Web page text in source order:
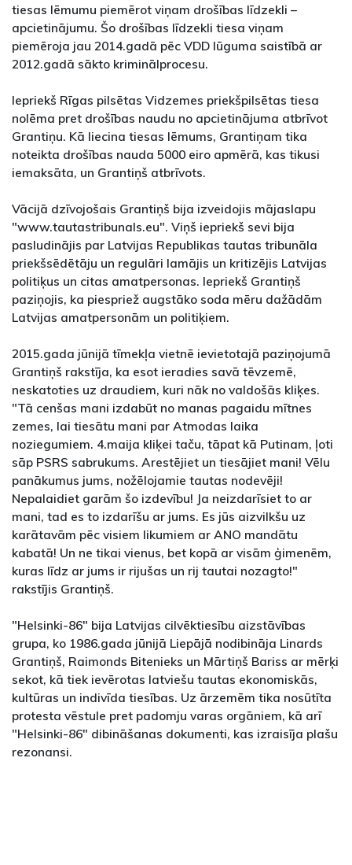
tiesas lēmumu piemērot viņam drošības līdzekli –
apcietinājumu. Šo drošības līdzekli tiesa viņam
piemēroja jau 2014.gadā pēc VDD lūguma saistībā ar
2012.gadā sākto kriminālprocesu.
Iepriekš Rīgas pilsētas Vidzemes priekšpilsētas tiesa
nolēma pret drošības naudu no apcietinājuma atbrīvot
Grantiņu. Kā liecina tiesas lēmums, Grantiņam tika
noteikta drošības nauda 5000 eiro apmērā, kas tikusi
iemaksāta, un Grantiņš atbrīvots.
Vācijā dzīvojošais Grantiņš bija izveidojis mājaslapu
"www.tautastribunals.eu". Viņš iepriekš sevi bija
pasludinājis par Latvijas Republikas tautas tribunāla
priekšsēdētāju un regulāri lamājis un kritizējis Latvijas
politiķus un citas amatpersonas. Iepriekš Grantiņš
paziņojis, ka piespriež augstāko soda mēru dažādām
Latvijas amatpersonām un politiķiem.
2015.gada jūnijā tīmekļa vietnē ievietotajā paziņojumā
Grantiņš rakstīja, ka esot ieradies savā tēvzemē,
neskatoties uz draudiem, kuri nāk no valdošās kliķes.
"Tā cenšas mani izdabūt no manas pagaidu mītnes
zemes, lai tiesātu mani par Atmodas laika
noziegumiem. 4.maija kliķei taču, tāpat kā Putinam, ļoti
sāp PSRS sabrukums. Arestējiet un tiesājiet mani! Vēlu
panākumus jums, nožēlojamie tautas nodevēji!
Nepalaidiet garām šo izdevību! Ja neizdarīsiet to ar
mani, tad es to izdarīšu ar jums. Es jūs aizvilkšu uz
karātavām pēc visiem likumiem ar ANO mandātu
kabatā! Un ne tikai vienus, bet kopā ar visām ģimenēm,
kuras līdz ar jums ir rijušas un rij tautai nozagto!"
rakstījis Grantiņš.
"Helsinki-86" bija Latvijas cilvēktiesību aizstāvības
grupa, ko 1986.gada jūnijā Liepājā nodibināja Linards
Grantiņš, Raimonds Bitenieks un Mārtiņš Bariss ar mērķi
sekot, kā tiek ievērotas latviešu tautas ekonomiskās,
kultūras un indivīda tiesības. Uz ārzemēm tika nosūtīta
protesta vēstule pret padomju varas orgāniem, kā arī
"Helsinki-86" dibināšanas dokumenti, kas izraisīja plašu
rezonansi.